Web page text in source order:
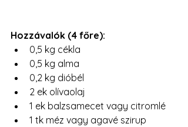
Hozzávalók (4 főre):
0,5 kg cékla
0,5 kg alma
0,2 kg dióbél
2 ek olívaolaj
1 ek balzsamecet vagy citromlé
1 tk méz vagy agavé szirup